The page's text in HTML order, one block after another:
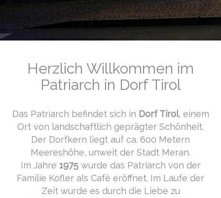
Herzlich Willkommen im
Patriarch in Dorf Tirol
Das Patriarch befindet sich in Dorf Tirol, einem
Ort von landschaftlich geprägter Schönheit.
Der Dorfkern liegt auf ca. 600 Metern
Meereshöhe, unweit der Stadt Meran.
Im Jahre 1975wurde das Patriarch von der
Familie Kofler als Cafè eröffnet. Im Laufe der
Zeit wurde es durch die Liebe zu